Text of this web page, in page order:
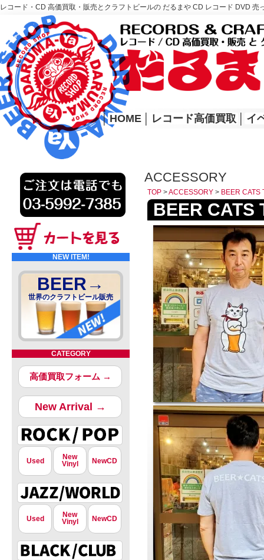
レコード・CD 高価買取・販売とクラフトビールの だるまや CD レコード DVD
レコード高価買取はこちら
HOME
│ HOME レコード高価買取 イ
NEW ITEM!
BEER→
世界のクラフトビール販売
CATEGORY
高価買取フォーム →
New Arrival →
Used
New
Vinyl
NewCD
Used
New
Vinyl
NewCD
ACCESSORY
TOP >ACCESSORY > BEER CATS
BEER CATS